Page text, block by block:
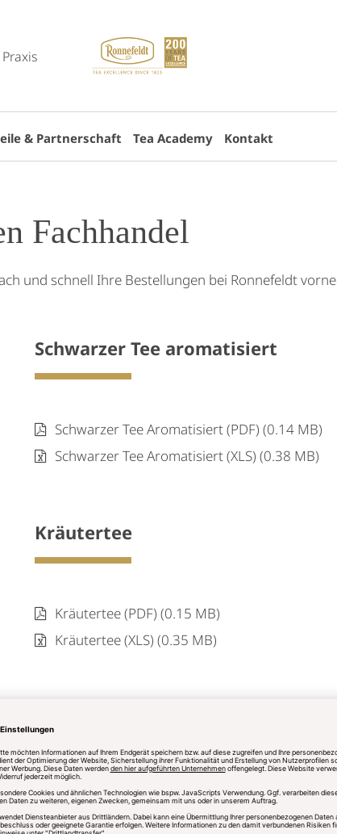
& Partnerschaft Tea Academy Kontakt
Fachhandel
und schnell Ihre Bestellungen bei Ronnefeldt
Schwarzer Tee aromatisiert
Schwarzer Tee Aromatisiert (PDF) (0.14 MB)
Schwarzer Tee Aromatisiert (XLS) (0.38 MB)
Kräutertee
Kräutertee (PDF) (0.15 MB)
Kräutertee (XLS) (0.35 MB)
Zubehör & Porzellan (PDF) (0.15 MB)
Zubehör & Porzellan (XLS) (0.35 MB)